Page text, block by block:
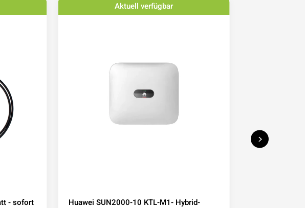
- sofort
Aktuell verfügbar
Huawei SUN2000-10 KTL-M1- Hybrid-